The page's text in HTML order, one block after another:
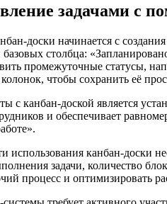
задачами с
доски начинается с
базовых столбца:
промежуточные статусы,
чтобы сохранить её
с канбан-доской является
и обеспечивает
канбан-доски
задачи, количество
процесс и оптимизировать